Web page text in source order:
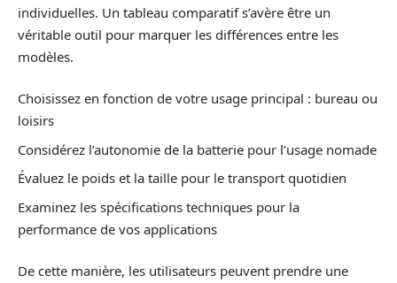
individuelles. Un tableau comparatif s’avère être un
véritable outil pour marquer les différences entre les
modèles.
Choisissez en fonction de votre usage principal : bureau ou
loisirs
Considérez l’autonomie de la batterie pour l’usage nomade
Évaluez le poids et la taille pour le transport quotidien
Examinez les spécifications techniques pour la
performance de vos applications
De cette manière, les utilisateurs peuvent prendre une